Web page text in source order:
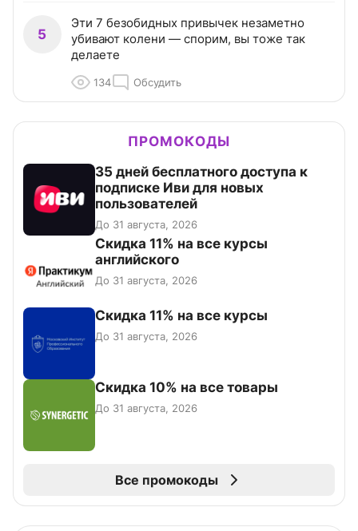
5
Эти 7 безобидных привычек незаметно
убивают колени — спорим, вы тоже так
делаете
134 Обсудить
ПРОМОКОДЫ
35 дней бесплатного доступа к
подписке Иви для новых
пользователей
До 31 августа, 2026
Скидка 11% на все курсы
английского
До 31 августа, 2026
Скидка 11% на все курсы
До 31 августа, 2026
Скидка 10% на все товары
До 31 августа, 2026
Все промокоды